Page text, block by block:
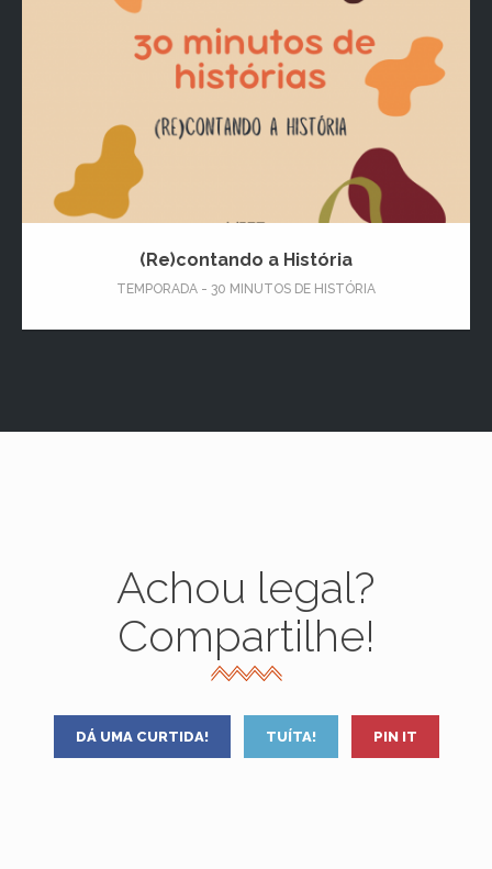
(Re)contando a História
TEMPORADA - 30 MINUTOS DE HISTÓRIA
Achou legal?
Compartilhe!
DÁ UMA CURTIDA! TUÍTA! PIN IT